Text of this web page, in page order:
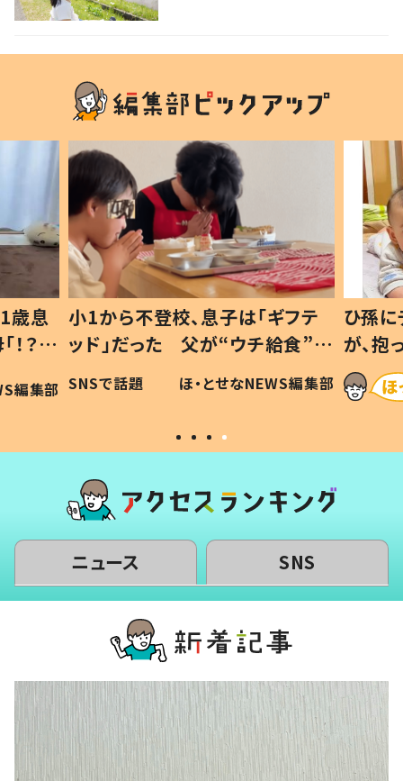
歳息
？」
編集部
小1から不登校、息子は「ギフテ
ッド」だった 父が“ウチ給食”を
作り続ける理由とは #令和の親
#令和の子
SNSで話題 ほ・とせなNEWS編集部
ひ孫
が、
「涙が
い」
ニュース SNS